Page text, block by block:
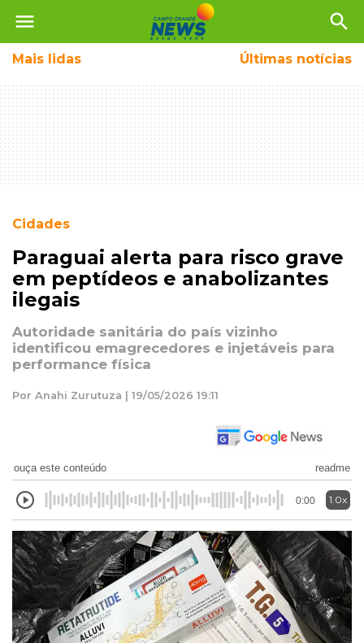
menu search
Mais lidas Últimas notícias
Cidades
Paraguai alerta para risco grave
em peptídeos e anabolizantes
ilegais
Autoridade sanitária do país vizinho
identificou emagrecedores e injetáveis para
performance física
Por Anahi Zurutuza | 19/05/2026 19:11
ouça este conteúdo readme
0:00 1.0x